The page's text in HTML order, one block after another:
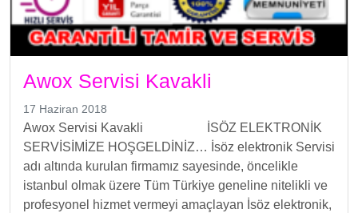
Awox Servisi Kavakli
17 Haziran 2018
Awox Servisi Kavakli İSÖZ ELEKTRONİK
SERVİSİMİZE HOŞGELDİNİZ… İsöz elektronik Servisi
adı altında kurulan firmamız sayesinde, öncelikle
istanbul olmak üzere Tüm Türkiye geneline nitelikli ve
profesyonel hizmet vermeyi amaçlayan İsöz elektronik,